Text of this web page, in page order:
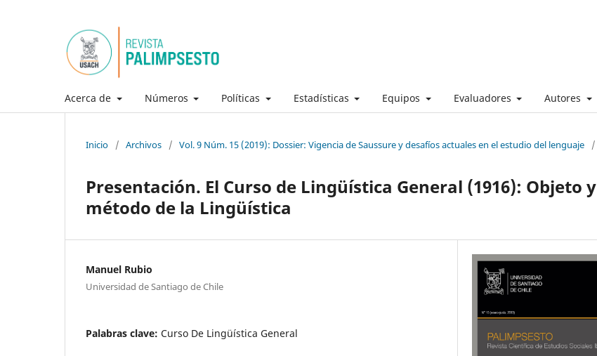
Acerca de Números Políticas Estadísticas Equipos Evaluadores Autores
Inicio / Archivos / Vol. 9 Núm. 15 (2019): Dossier: Vigencia de Saussure y desafíos actuales en el estudio del lenguaje /
Presentación. El Curso de Lingüística General (1916): Objeto y
método de la Lingüística
Manuel Rubio
Universidad de Santiago de Chile
Palabras clave: Curso De Lingüística General